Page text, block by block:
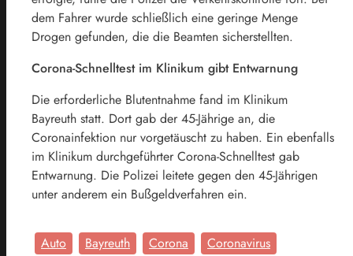
dem Fahrer wurde schließlich eine geringe Menge
Drogen gefunden, die die Beamten sicherstellten.
Corona-Schnelltest im Klinikum gibt Entwarnung
Die erforderliche Blutentnahme fand im Klinikum
Bayreuth statt. Dort gab der 45-Jährige an, die
Coronainfektion nur vorgetäuscht zu haben. Ein ebenfalls
im Klinikum durchgeführter Corona-Schnelltest gab
Entwarnung. Die Polizei leitete gegen den 45-Jährigen
unter anderem ein Bußgeldverfahren ein.
Auto Bayreuth Corona
Coronavirus